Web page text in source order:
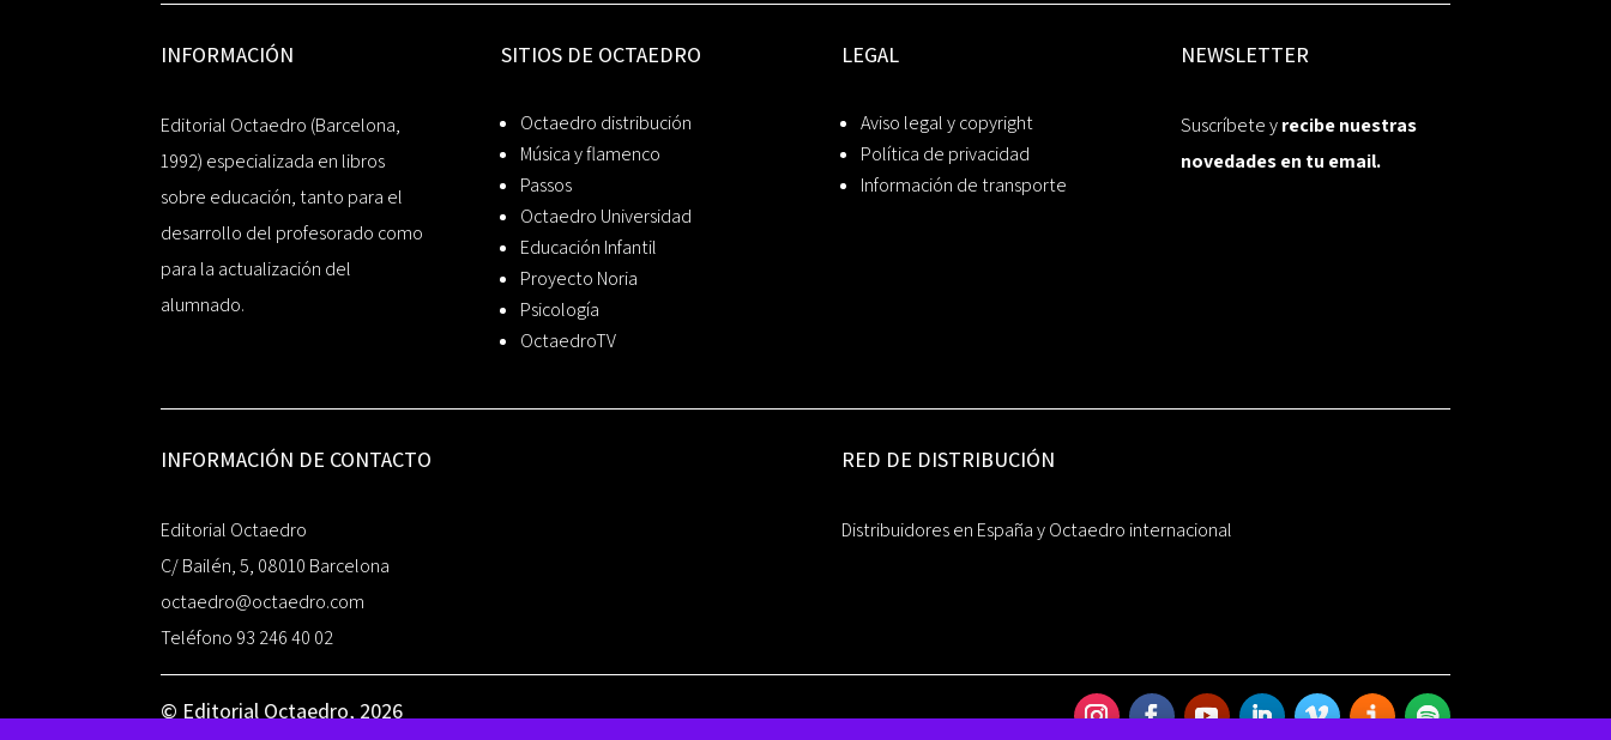
INFORMACIÓN
Editorial Octaedro (Barcelona,
1992) especializada en libros
sobre educación, tanto para el
desarrollo del profesorado como
para la actualización del
alumnado.
SITIOS DE OCTAEDRO
Octaedro distribución
Música y flamenco
Passos
Octaedro Universidad
Educación Infantil
Proyecto Noria
Psicología
OctaedroTV
LEGAL
Aviso legal y copyright
Política de privacidad
Información de transporte
NEWSLETTER
Suscríbete yrecibe nuestras
novedades en tu email.
INFORMACIÓN DE CONTACTO
Editorial Octaedro
C/ Bailén, 5, 08010 Barcelona
octaedro@octaedro.com
Teléfono 93 246 40 02
RED DE DISTRIBUCIÓN
Distribuidores en España y Octaedro internacional
© Editorial Octaedro, 2026